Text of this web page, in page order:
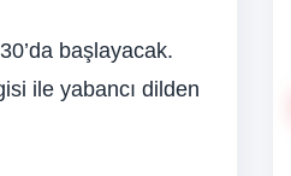
başlayacak.
ile yabancı dilden